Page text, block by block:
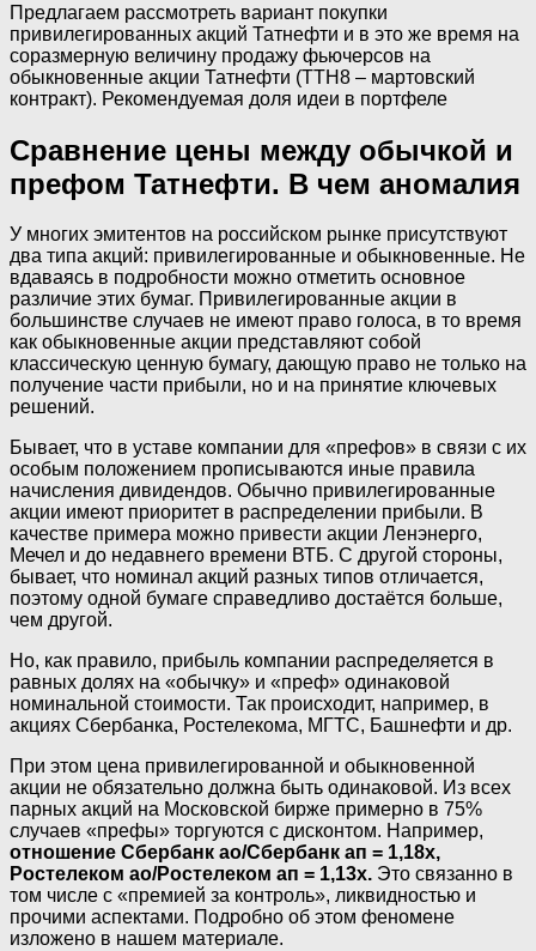
Предлагаем рассмотреть вариант покупки
привилегированных акций Татнефти и в это же время на
соразмерную величину продажу фьючерсов на
обыкновенные акции Татнефти (TTH8 – мартовский
контракт). Рекомендуемая доля идеи в портфеле
Сравнение цены между обычкой и
префом Татнефти. В чем аномалия
У многих эмитентов на российском рынке присутствуют
два типа акций: привилегированные и обыкновенные. Не
вдаваясь в подробности можно отметить основное
различие этих бумаг. Привилегированные акции в
большинстве случаев не имеют право голоса, в то время
как обыкновенные акции представляют собой
классическую ценную бумагу, дающую право не только на
получение части прибыли, но и на принятие ключевых
решений.
Бывает, что в уставе компании для «префов» в связи с их
особым положением прописываются иные правила
начисления дивидендов. Обычно привилегированные
акции имеют приоритет в распределении прибыли. В
качестве примера можно привести акции Ленэнерго,
Мечел и до недавнего времени ВТБ. С другой стороны,
бывает, что номинал акций разных типов отличается,
поэтому одной бумаге справедливо достаётся больше,
чем другой.
Но, как правило, прибыль компании распределяется в
равных долях на «обычку» и «преф» одинаковой
номинальной стоимости. Так происходит, например, в
акциях Сбербанка, Ростелекома, МГТС, Башнефти и др.
При этом цена привилегированной и обыкновенной
акции не обязательно должна быть одинаковой. Из всех
парных акций на Московской бирже примерно в 75%
случаев «префы» торгуются с дисконтом. Например,
отношение Сбербанк ао/Сбербанк ап = 1,18х,
Ростелеком ао/Ростелеком ап = 1,13х. Это связанно в
том числе с «премией за контроль», ликвидностью и
прочими аспектами. Подробно об этом феномене
изложено в нашем материале.